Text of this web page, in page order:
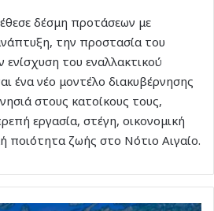
δέσμη προτάσεων με
την προστασία του
ενίσχυση του εναλλακτικού
ένα νέο μοντέλο διακυβέρνησης
στους κατοίκους τους,
εργασία, στέγη, οικονομική
ποιότητα ζωής στο Νότιο Αιγαίο.